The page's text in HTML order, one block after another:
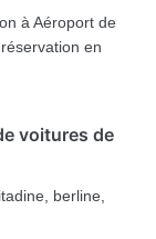
à Aéroport de
en
voitures de
berline,